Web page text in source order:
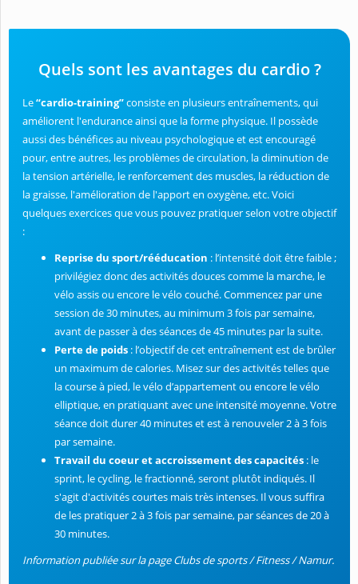
Quels sont les avantages du cardio ?
Le“cardio-training”consiste en plusieurs entraînements, qui
améliorent l'endurance ainsi que la forme physique. Il possède
aussi des bénéfices au niveau psychologique et est encouragé
pour, entre autres, les problèmes de circulation, la diminution de
la tension artérielle, le renforcement des muscles, la réduction de
la graisse, l'amélioration de l'apport en oxygène, etc. Voici
quelques exercices que vous pouvez pratiquer selon votre objectif
:
Reprise du sport/rééducation : l’intensité doit être faible ;
privilégiez donc des activités douces comme la marche, le
vélo assis ou encore le vélo couché. Commencez par une
session de 30 minutes, au minimum 3 fois par semaine,
avant de passer à des séances de 45 minutes par la suite.
Perte de poids : l’objectif de cet entraînement est de brûler
un maximum de calories. Misez sur des activités telles que
la course à pied, le vélo d’appartement ou encore le vélo
elliptique, en pratiquant avec une intensité moyenne. Votre
séance doit durer 40 minutes et est à renouveler 2 à 3 fois
par semaine.
Travail du coeur et accroissement des capacités : le
sprint, le cycling, le fractionné, seront plutôt indiqués. Il
s'agit d'activités courtes mais très intenses. Il vous suffira
de les pratiquer 2 à 3 fois par semaine, par séances de 20 à
30 minutes.
Information publiée sur la page Clubs de sports / Fitness / Namur.